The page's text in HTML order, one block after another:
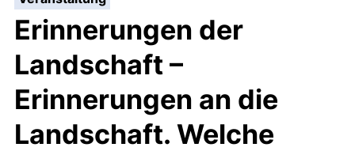
Erinnerungen der
Landschaft –
Erinnerungen an die
Landschaft. Welche